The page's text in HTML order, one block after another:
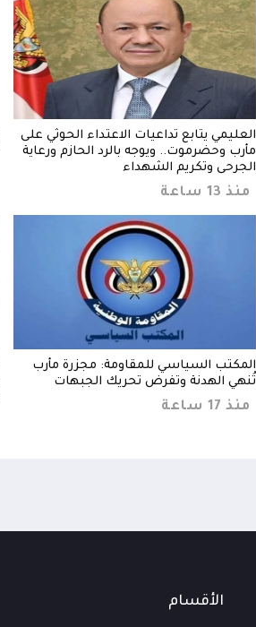
العليمي يتابع تداعيات الاعتداء الحوثي على
مأرب وحضرموت.. ويوجه بالرد الحازم ورعاية
الجرحى وتكريم الشهداء
منذ 13 ساعة
المكتب السياسي للمقاومة: مجزرة مأرب
تُنهي الهدنة وتفرض تحريك الجبهات
منذ 17 ساعة
الأقسام